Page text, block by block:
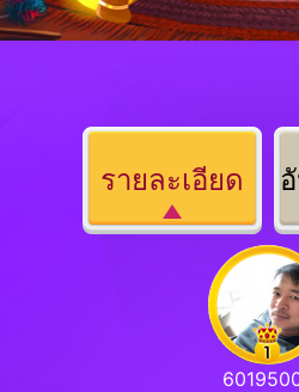
รายละเอียด